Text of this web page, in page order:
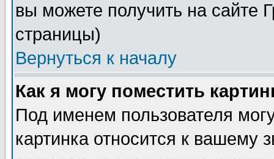
вы можете получить на сайте
страницы)
Вернуться к началу
Как я могу поместить
Под именем пользователя
картинка относится к вашему